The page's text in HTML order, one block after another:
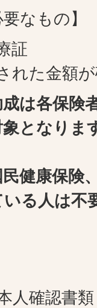
なもの】
証
れた金額
は各保険
となりま
健康保険
る人は不
人確認書類